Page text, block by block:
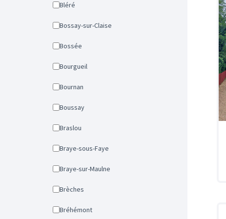
Bléré
Bossay-sur-Claise
Bossée
Bourgueil
Bournan
Boussay
Braslou
Braye-sous-Faye
Braye-sur-Maulne
Brèches
Bréhémont